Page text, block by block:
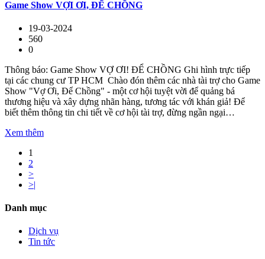
Game Show VỢI ƠI, ĐỂ CHỒNG
19-03-2024
560
0
Thông báo: Game Show VỢ ƠI! ĐỂ CHỒNG Ghi hình trực tiếp
tại các chung cư TP HCM Chào đón thêm các nhà tài trợ cho Game
Show "Vợ Ơi, Để Chồng" - một cơ hội tuyệt vời để quảng bá
thương hiệu và xây dựng nhãn hàng, tương tác với khán giả! Để
biết thêm thông tin chi tiết về cơ hội tài trợ, đừng ngần ngại…
Xem thêm
1
2
>
>|
Danh mục
Dịch vụ
Tin tức